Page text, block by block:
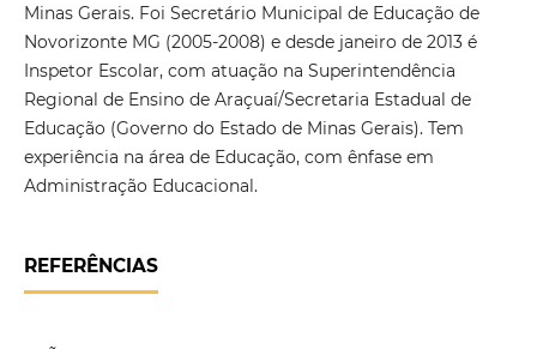
Minas Gerais. Foi Secretário Municipal de Educação de
Novorizonte MG (2005-2008) e desde janeiro de 2013 é
Inspetor Escolar, com atuação na Superintendência
Regional de Ensino de Araçuaí/Secretaria Estadual de
Educação (Governo do Estado de Minas Gerais). Tem
experiência na área de Educação, com ênfase em
Administração Educacional.
REFERÊNCIAS